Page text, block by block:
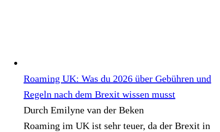
Roaming UK: Was du 2026 über Gebühren und
Regeln nach dem Brexit wissen musst
Durch Emilyne van der Beken
Roaming im UK ist sehr teuer, da der Brexit in